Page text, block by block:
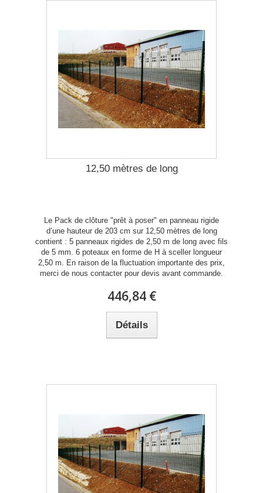
12,50 mètres de long
Le Pack de clôture "prêt à poser" en panneau rigide
d’une hauteur de 203 cm sur 12,50 mètres de long
contient : 5 panneaux rigides de 2,50 m de long avec fils
de 5 mm. 6 poteaux en forme de H à sceller longueur
2,50 m. En raison de la fluctuation importante des prix,
merci de nous contacter pour devis avant commande.
446,84 €
Détails